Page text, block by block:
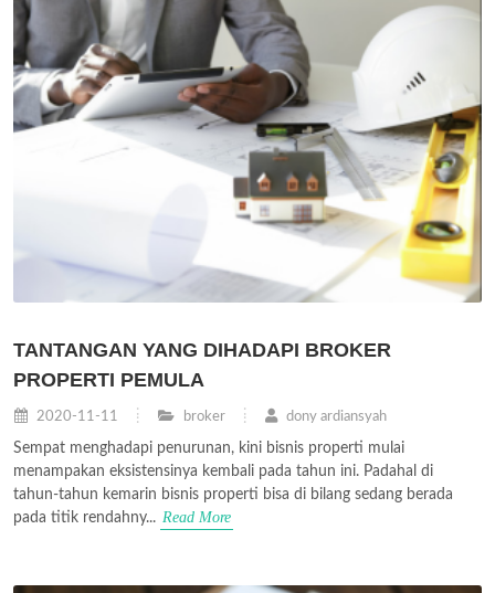
TANTANGAN YANG DIHADAPI BROKER
PROPERTI PEMULA
2020-11-11 broker dony ardiansyah
Sempat menghadapi penurunan, kini bisnis properti mulai
menampakan eksistensinya kembali pada tahun ini. Padahal di
tahun-tahun kemarin bisnis properti bisa di bilang sedang berada
pada titik rendahny... Read More